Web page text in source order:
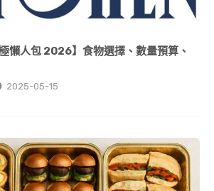
懶人包 2026】食物選擇、數量預算、
2025-05-15